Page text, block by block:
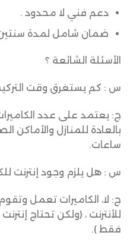
دعم فني لا محدود .
ضمان شامل لمدة
الأسئلة الشائعة ؟
س : كم يستغرق وقت
ج: يعتمد على عدد
ساعات.
س : هل يلزم وجود إنترنت
ج: لا، الكاميرات تعمل
للأنترنت ، (ولكن تحتاج
فقط ).